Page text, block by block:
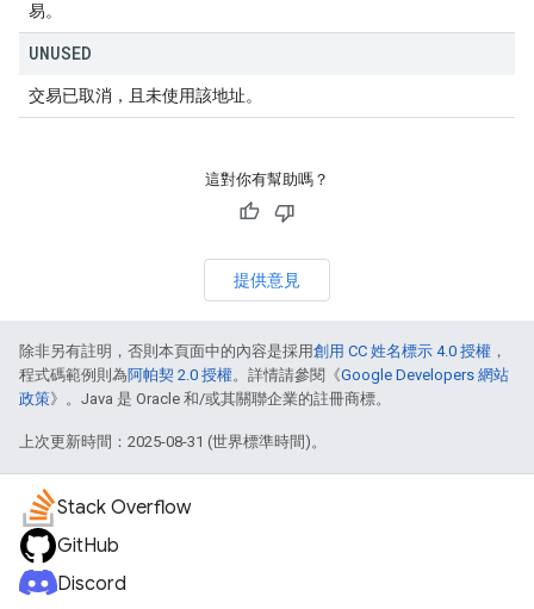
易。
UNUSED
交易已取消，且未使用該地址。
這對你有幫助嗎？
提供意見
除非另有註明，否則本頁面中的內容是採用創用 CC 姓名標示 4.0 授權 ，
程式碼範例則為阿帕契 2.0 授權。詳情請參閱《Google Developers 網站
政策》。Java 是 Oracle 和/或其關聯企業的註冊商標。
上次更新時間：2025-08-31 (世界標準時間)。
Stack Overflow
GitHub
Discord